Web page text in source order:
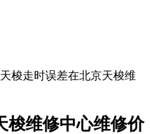
梭走时误差在北京天梭维
梭维修中心维修价